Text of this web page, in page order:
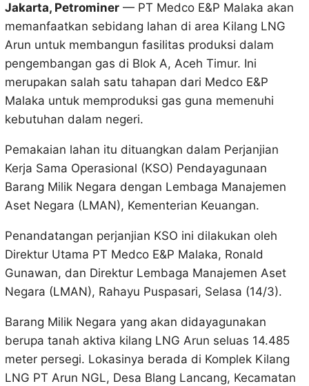
Jakarta, Petrominer— PT Medco E&P Malaka akan
memanfaatkan sebidang lahan di area Kilang LNG
Arun untuk membangun fasilitas produksi dalam
pengembangan gas di Blok A, Aceh Timur. Ini
merupakan salah satu tahapan dari Medco E&P
Malaka untuk memproduksi gas guna memenuhi
kebutuhan dalam negeri.
Pemakaian lahan itu dituangkan dalam Perjanjian
Kerja Sama Operasional (KSO) Pendayagunaan
Barang Milik Negara dengan Lembaga Manajemen
Aset Negara (LMAN), Kementerian Keuangan.
Penandatangan perjanjian KSO ini dilakukan oleh
Direktur Utama PT Medco E&P Malaka, Ronald
Gunawan, dan Direktur Lembaga Manajemen Aset
Negara (LMAN), Rahayu Puspasari, Selasa (14/3).
Barang Milik Negara yang akan didayagunakan
berupa tanah aktiva kilang LNG Arun seluas 14.485
meter persegi. Lokasinya berada di Komplek Kilang
LNG PT Arun NGL, Desa Blang Lancang, Kecamatan